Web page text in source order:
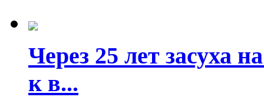
Через 25 лет засуха
к в...